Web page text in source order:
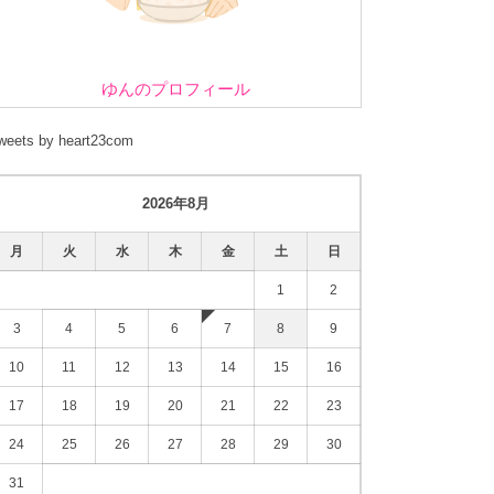
ゆんのプロフィール
by heart23com
2026年8月
月 火 水 木 金 土 日
1 2
3 4 5 6 7 8 9
10 11 12 13 14 15 16
17 18 19 20 21 22 23
24 25 26 27 28 29 30
31